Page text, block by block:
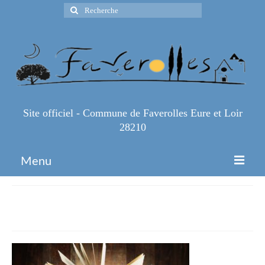
Rechercher
:
Site officiel - Commune de Faverolles Eure et Loir
28210
Menu
Infos Pratiques